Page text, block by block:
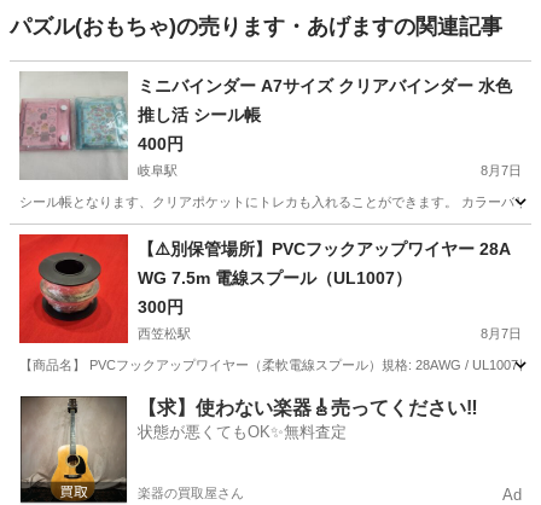
パズル(おもちゃ)の売ります・あげますの関連記事
ミニバインダー A7サイズ クリアバインダー 水色
推し活 シール帳
400円
岐阜駅 8月7日
シール帳となります、クリアポケットにトレカも入れることができます。 カラーバ
岐阜 岐阜市 岐阜駅 おもちゃ
【⚠️別保管場所】​PVCフックアップワイヤー 28A
WG 7.5m 電線スプール（UL1007）
300円
西笠松駅 8月7日
【商品名】 PVCフックアップワイヤー（柔軟電線スプール） ​規格: 28AWG / UL1007
岐阜 岐阜市 西笠松駅 模型、プラモデル
【求】使わない楽器🎸売ってください‼️
状態が悪くてもOK✨無料査定
楽器の買取屋さん Ad